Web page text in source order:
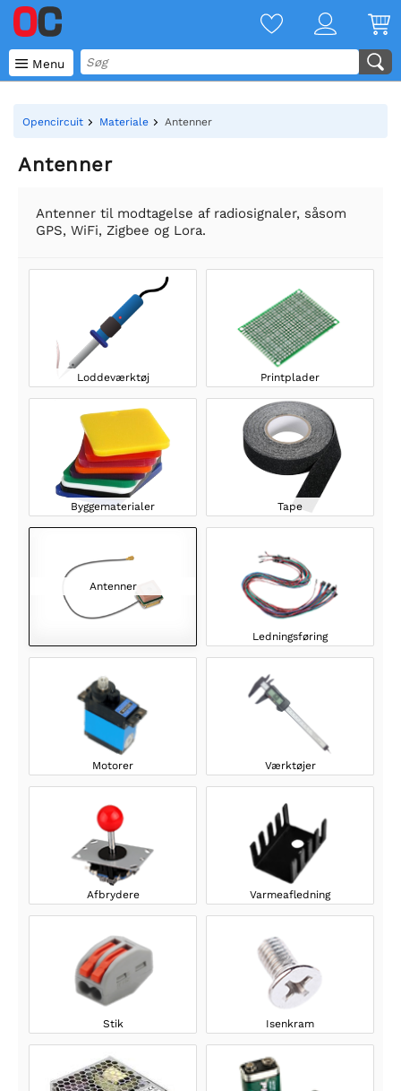
 Menu
Opencircuit Materiale Antenner
Antenner
Antenner til modtagelse af radiosignaler, såsom
GPS, WiFi, Zigbee og Lora.
Loddeværktøj Printplader
Byggematerialer Tape
Antenner
Ledningsføring
Motorer Værktøjer
Afbrydere Varmeafledning
Stik Isenkram